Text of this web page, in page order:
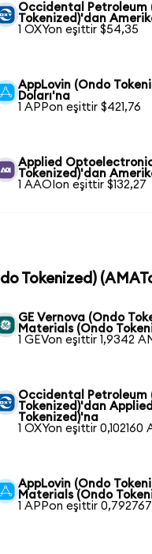
Occidental Petroleum
Tokenized)'dan
1 OXYon eşittir $54,35
AppLovin (Ondo
Doları'na
1 APPon eşittir $421,76
Applied
Tokenized)'dan
1 AAOIon eşittir $132,27
Tokenized)
GE Vernova (Ondo
Materials (Ondo
1 GEVon eşittir 1,9342
Occidental Petroleum
Tokenized)'dan
Tokenized)'na
1 OXYon eşittir 0,102160
AppLovin (Ondo
Materials (Ondo
1 APPon eşittir